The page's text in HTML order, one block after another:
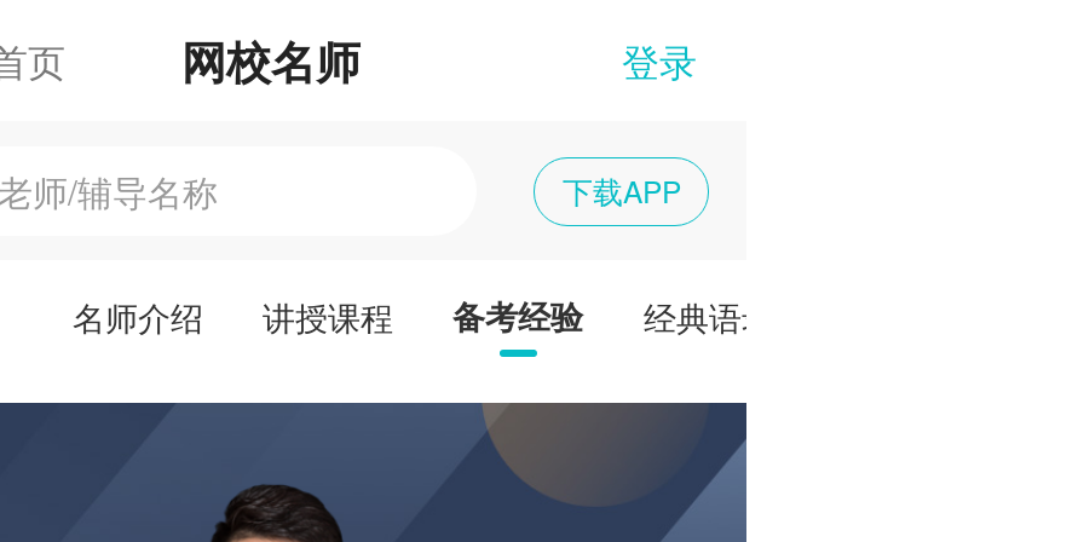
页 网校名师 登录
下载APP
名师介绍 讲授课程 备考经验 经典语录